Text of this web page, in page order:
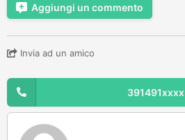
Aggiungi un commento
Invia ad un amico
391491xxxx